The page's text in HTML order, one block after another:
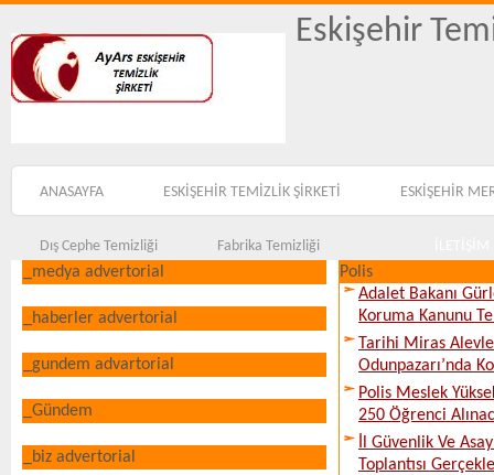
Eskişehir
ANASAYFA ESKİŞEHİR TEMİZLİK ŞİRKETİ ESKİŞEHİR
Dış Cephe Temizliği Fabrika Temizliği
_medya advertorial
_haberler advertorial
_gundem advartorial
_Gündem
_biz advertorial
Polis
Adalet Bakanı
Koruma Kanunu
Tarihi Miras
Odunpazarı’nda
Polis Meslek
250 Öğrenci
İl Güvenlik Ve
Toplantısı